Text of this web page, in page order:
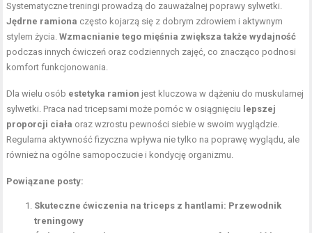
Systematyczne treningi prowadzą do zauważalnej poprawy sylwetki.
Jędrne ramiona często kojarzą się z dobrym zdrowiem i aktywnym
stylem życia.Wzmacnianie tego mięśnia zwiększa także wydajność
podczas innych ćwiczeń oraz codziennych zajęć, co znacząco podnosi
komfort funkcjonowania.
Dla wielu osób estetyka ramion jest kluczowa w dążeniu do muskularnej
sylwetki. Praca nad tricepsami może pomóc w osiągnięciu lepszej
proporcji ciała oraz wzrostu pewności siebie w swoim wyglądzie.
Regularna aktywność fizyczna wpływa nie tylko na poprawę wyglądu, ale
również na ogólne samopoczucie i kondycję organizmu.
Powiązane posty:
Skuteczne ćwiczenia na triceps z hantlami: Przewodnik
treningowy